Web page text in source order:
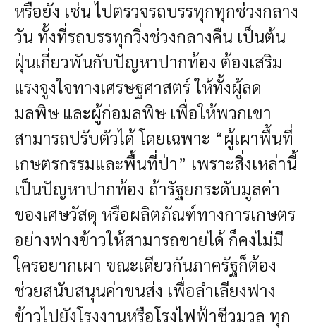
หรือยัง เช่น ไปตรวจรถบรรทุกทุกช่วงกลาง
วัน ทั้งที่รถบรรทุกวิ่งช่วงกลางคืน เป็นต้น
ฝุ่นเกี่ยวพันกับปัญหาปากท้อง ต้องเสริม
แรงจูงใจทางเศรษฐศาสตร์ ให้ทั้งผู้ลด
มลพิษ และผู้ก่อมลพิษ เพื่อให้พวกเขา
สามารถปรับตัวได้ โดยเฉพาะ “ผู้เผาพื้นที่
เกษตรกรรมและพื้นที่ป่า” เพราะสิ่งเหล่านี้
เป็นปัญหาปากท้อง ถ้ารัฐยกระดับมูลค่า
ของเศษวัสดุ หรือผลิตภัณฑ์ทางการเกษตร
อย่างฟางข้าวให้สามารถขายได้ ก็คงไม่มี
ใครอยากเผา ขณะเดียวกันภาครัฐก็ต้อง
ช่วยสนับสนุนค่าขนส่ง เพื่อลำเลียงฟาง
ข้าวไปยังโรงงานหรือโรงไฟฟ้าชีวมวล ทุก